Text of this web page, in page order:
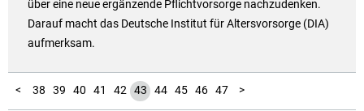
über eine neue ergänzende Pflichtvorsorge nachzudenken.
Darauf macht das Deutsche Institut für Altersvorsorge (DIA)
aufmerksam.
<
1
2
3
4
5
6
7
8
9
10
11
12
13
14
15
16
17
18
19
20
21
22
23
24
25
26
27
28
29
30
31
32
33
34
35
36
37 38 39 40 41 42 43 44 45 46 47
48
49
50
51
52 >